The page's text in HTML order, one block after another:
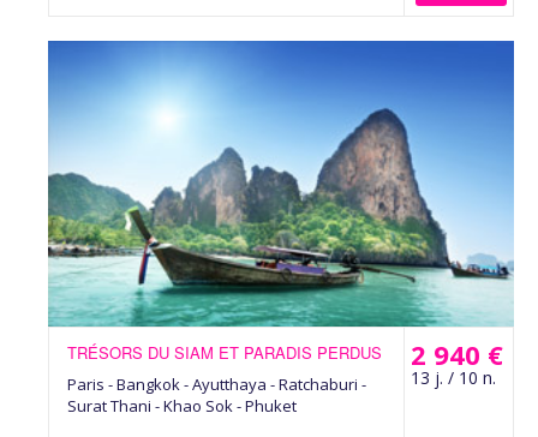
2 940 €
13 j. / 10 n.
TRÉSORS DU SIAM ET PARADIS PERDUS
Paris - Bangkok - Ayutthaya - Ratchaburi -
Surat Thani - Khao Sok - Phuket